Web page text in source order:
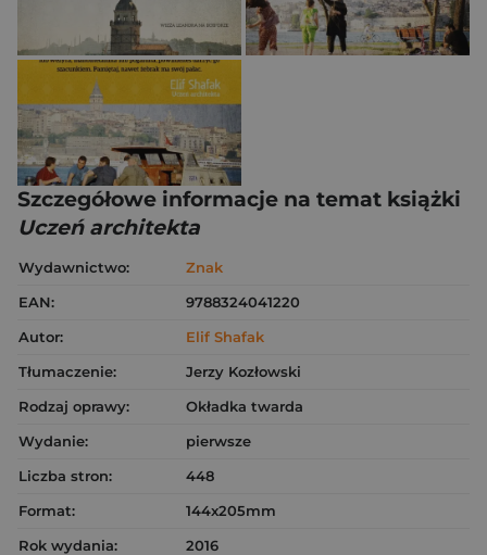
Szczegółowe informacje na temat książki
Uczeń architekta
Wydawnictwo:
Znak
EAN:
9788324041220
Autor:
Elif Shafak
Tłumaczenie:
Jerzy Kozłowski
Rodzaj oprawy:
Okładka twarda
Wydanie:
pierwsze
Liczba stron:
448
Format:
144x205mm
Rok wydania:
2016